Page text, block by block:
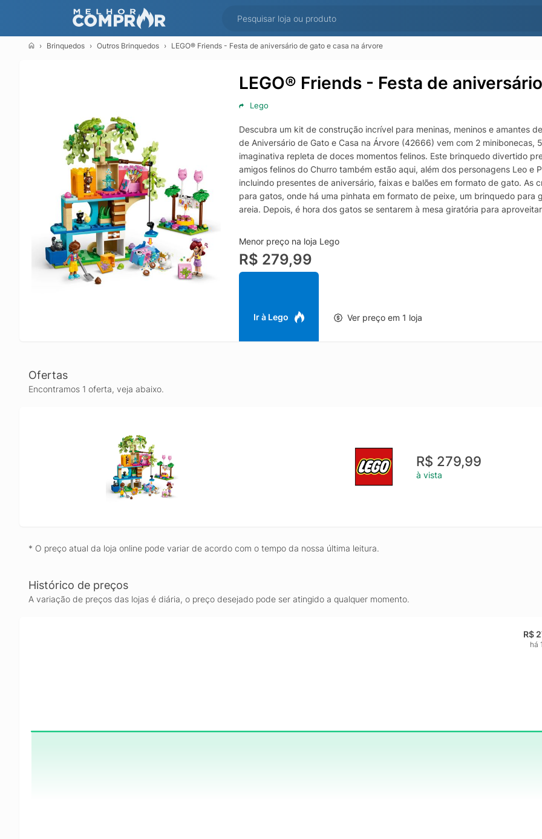
Brinquedos Outros Brinquedos LEGO® Friends - Festa de aniversário de gato e casa na árvore
LEGO® Friends - Festa de
Lego
Descubra um kit de construção incrível para meninas, meninos e amantes
de Aniversário de Gato e Casa na Árvore (42666) vem com 2
imaginativa repleta de doces momentos felinos. Este brinquedo divertido
amigos felinos do Churro também estão aqui, além dos personagens Leo e
incluindo presentes de aniversário, faixas e balões em formato de gato. As
para gatos, onde há uma pinhata em formato de peixe, um brinquedo
areia. Depois, é hora dos gatos se sentarem à mesa giratória para
brincar com este conjunto de animais, as crianças podem contar uma
brinquedos criativos e emocionantes (vendidos separadamente) no
LEGO Builder para uma construção intuitiva. Um kit de construção para
de Aniversário de Gato e Casa na Árvore para meninas e meninos a partir
brincadeiras imaginativas Brinquedo de casa na árvore para gatos As
minibonecos Leo e Paisley, 5 figuras de gato, uma casa na árvore para
presentes, faixas, balões em forma de gato, um chapéu de aniversário e
Menor preço na loja Lego
R$ 279,99
Ir à Lego Ver preço em 1 loja
Ofertas
Encontramos 1 oferta, veja abaixo.
R$ 279,99
à vista
* O preço atual da loja online pode variar de acordo com o tempo da nossa última leitura.
Histórico de preços
A variação de preços das lojas é diária, o preço desejado pode ser atingido a qualquer momento.
R$
há